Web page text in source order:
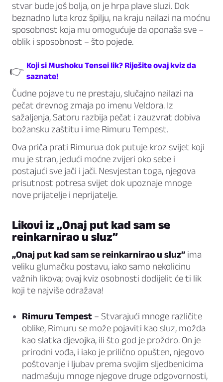
stvar bude još bolja, on je hrpa plave sluzi. Dok
beznadno luta kroz špilju, na kraju nailazi na moćnu
sposobnost koja mu omogućuje da oponaša sve –
oblik i sposobnost – što pojede.
👉 Koji si Mushoku Tensei lik? Riješite ovaj kviz da
saznate!
Čudne pojave tu ne prestaju, slučajno nailazi na
pečat drevnog zmaja po imenu Veldora. Iz
sažaljenja, Satoru razbija pečat i zauzvrat dobiva
božansku zaštitu i ime Rimuru Tempest.
Ova priča prati Rimurua dok putuje kroz svijet koji
mu je stran, jedući moćne zvijeri oko sebe i
postajući sve jači i jači. Nesvjestan toga, njegova
prisutnost potresa svijet dok upoznaje mnoge
nove prijatelje i neprijatelje.
Likovi iz „Onaj put kad sam se
reinkarnirao u sluz”
„Onaj put kad sam se reinkarnirao u sluz” ima
veliku glumačku postavu, iako samo nekolicinu
važnih likova; ovaj kviz osobnosti dodijelit će ti lik
koji te najviše odražava!
Rimuru Tempest – Stvarajući mnoge različite
oblike, Rimuru se može pojaviti kao sluz, možda
kao slatka djevojka, ili što god je proždro. On je
prirodni vođa, i iako je prilično opušten, njegovo
poštovanje i ljubav prema svojim sljedbenicima
nadmašuju mnoge njegove druge odgovornosti,